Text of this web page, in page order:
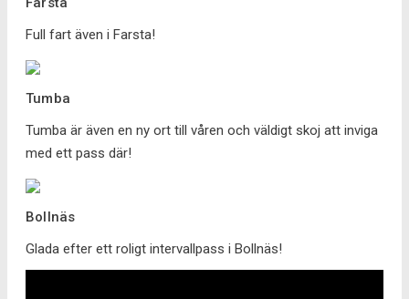
Full fart även i Farsta!
Tumba
Tumba är även en ny ort till våren och väldigt skoj att inviga
med ett pass där!
Bollnäs
Glada efter ett roligt intervallpass i Bollnäs!